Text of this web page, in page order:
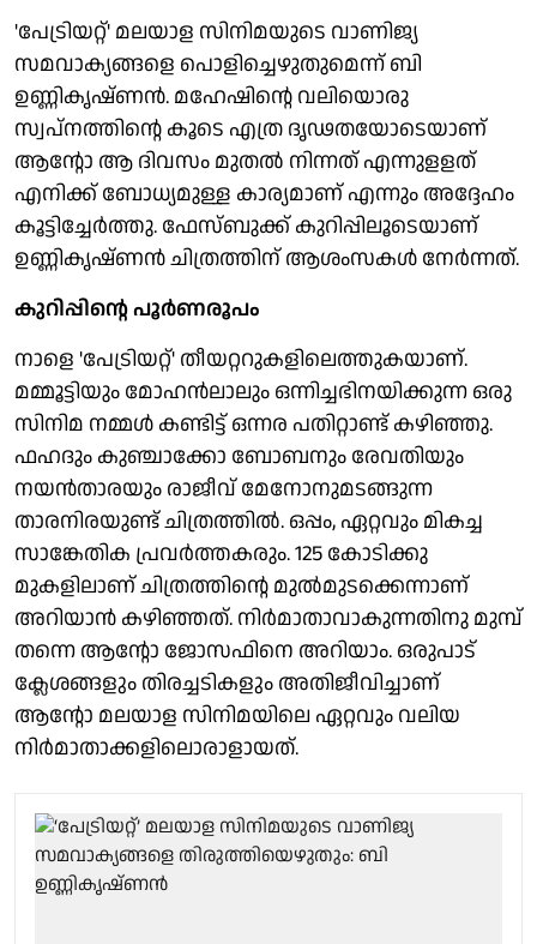
'പേട്രിയറ്റ്' മലയാള സിനിമയുടെ വാണിജ്യ
സമവാക്യങ്ങളെ പൊളിച്ചെഴുതുമെന്ന് ബി
ഉണ്ണികൃഷ്ണൻ. മഹേഷിൻ്റെ വലിയൊരു
സ്വപ്നത്തിൻ്റെ കൂടെ എത്ര ദൃഢതയോടെയാണ്
ആന്റോ ആ ദിവസം മുതൽ നിന്നത് എന്നുളളത്
എനിക്ക് ബോധ്യമുള്ള കാര്യമാണ് എന്നും അദ്ദേഹം
കൂട്ടിച്ചേർത്തു. ഫേസ്ബുക്ക് കുറിപ്പിലൂടെയാണ്
ഉണ്ണികൃഷ്ണൻ ചിത്രത്തിന് ആശംസകൾ നേർന്നത്.
കുറിപ്പിന്റെ പൂർണരൂപം
നാളെ 'പേട്രിയറ്റ്' തീയറ്ററുകളിലെത്തുകയാണ്.
മമ്മൂട്ടിയും മോഹൻലാലും ഒന്നിച്ചഭിനയിക്കുന്ന ഒരു
സിനിമ നമ്മൾ കണ്ടിട്ട് ഒന്നര പതിറ്റാണ്ട് കഴിഞ്ഞു.
ഫഹദും കുഞ്ചാക്കോ ബോബനും രേവതിയും
നയൻതാരയും രാജീവ് മേനോനുമടങ്ങുന്ന
താരനിരയുണ്ട് ചിത്രത്തിൽ. ഒപ്പം, ഏറ്റവും മികച്ച
സാങ്കേതിക പ്രവർത്തകരും. 125 കോടിക്കു
മുകളിലാണ് ചിത്രത്തിൻ്റെ മുൽമുടക്കെന്നാണ്
അറിയാൻ കഴിഞ്ഞത്. നിർമാതാവാകുന്നതിനു മുമ്പ്
തന്നെ ആൻ്റോ ജോസഫിനെ അറിയാം. ഒരുപാട്
ക്ലേശങ്ങളും തിരച്ചടികളും അതിജീവിച്ചാണ്
ആൻ്റോ മലയാള സിനിമയിലെ ഏറ്റവും വലിയ
നിർമാതാക്കളിലൊരാളായത്.